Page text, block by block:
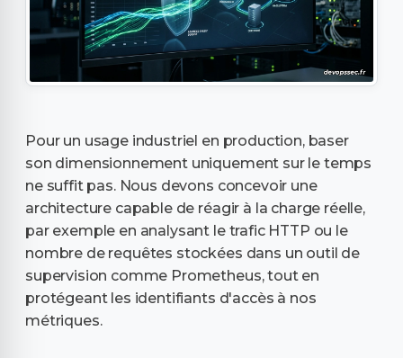
Pour un usage industriel en production, baser
son dimensionnement uniquement sur le temps
ne suffit pas. Nous devons concevoir une
architecture capable de réagir à la charge réelle,
par exemple en analysant le trafic HTTP ou le
nombre de requêtes stockées dans un outil de
supervision comme Prometheus, tout en
protégeant les identifiants d'accès à nos
métriques.